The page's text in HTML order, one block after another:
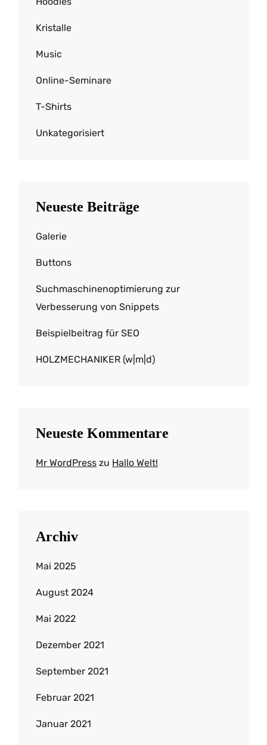
Kristalle
Music
Online-Seminare
T-Shirts
Unkategorisiert
Neueste Beiträge
Galerie
Buttons
Suchmaschinenoptimierung zur
Verbesserung von Snippets
Beispielbeitrag für SEO
HOLZMECHANIKER (w|m|d)
Neueste Kommentare
Mr WordPress zu Hallo Welt!
Archiv
Mai 2025
August 2024
Mai 2022
Dezember 2021
September 2021
Februar 2021
Januar 2021